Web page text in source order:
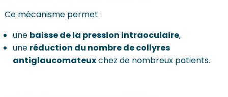
Ce mécanisme permet :
une baisse de la pression intraoculaire,
une réduction du nombre de collyres
antiglaucomateuxchez de nombreux patients.